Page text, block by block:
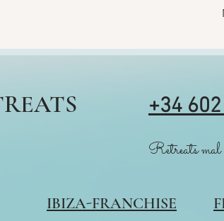
IBIZA-FRANCHISE
+34
Retreats mal